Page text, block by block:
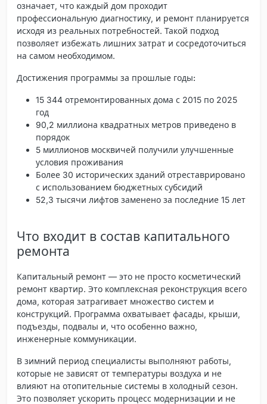
означает, что каждый дом проходит
профессиональную диагностику, и ремонт планируется
исходя из реальных потребностей. Такой подход
позволяет избежать лишних затрат и сосредоточиться
на самом необходимом.
Достижения программы за прошлые годы:
15 344 отремонтированных дома с 2015 по 2025
год
90,2 миллиона квадратных метров приведено в
порядок
5 миллионов москвичей получили улучшенные
условия проживания
Более 30 исторических зданий отреставрировано
с использованием бюджетных субсидий
52,3 тысячи лифтов заменено за последние 15 лет
Что входит в состав капитального
ремонта
Капитальный ремонт — это не просто косметический
ремонт квартир. Это комплексная реконструкция всего
дома, которая затрагивает множество систем и
конструкций. Программа охватывает фасады, крыши,
подъезды, подвалы и, что особенно важно,
инженерные коммуникации.
В зимний период специалисты выполняют работы,
которые не зависят от температуры воздуха и не
влияют на отопительные системы в холодный сезон.
Это позволяет ускорить процесс модернизации и не